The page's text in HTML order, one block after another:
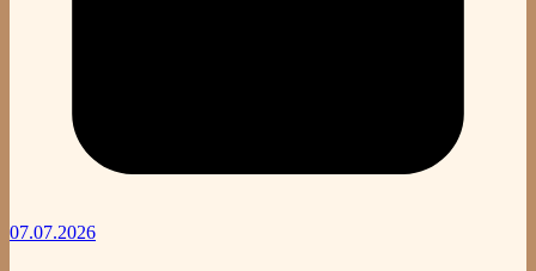
07.07.2026